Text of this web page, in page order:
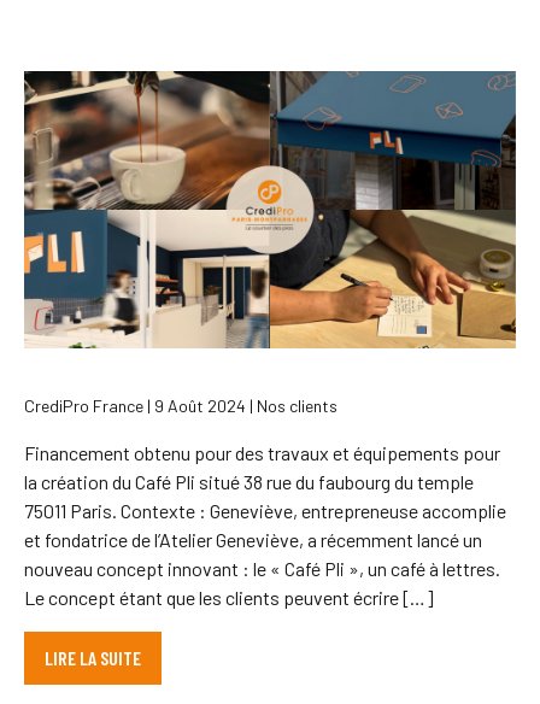
CrediPro France | 9 Août 2024 | Nos clients
Financement obtenu pour des travaux et équipements pour
la création du Café Pli situé 38 rue du faubourg du temple
75011 Paris. Contexte : Geneviève, entrepreneuse accomplie
et fondatrice de l’Atelier Geneviève, a récemment lancé un
nouveau concept innovant : le « Café Pli », un café à lettres.
Le concept étant que les clients peuvent écrire […]
LIRE LA SUITE